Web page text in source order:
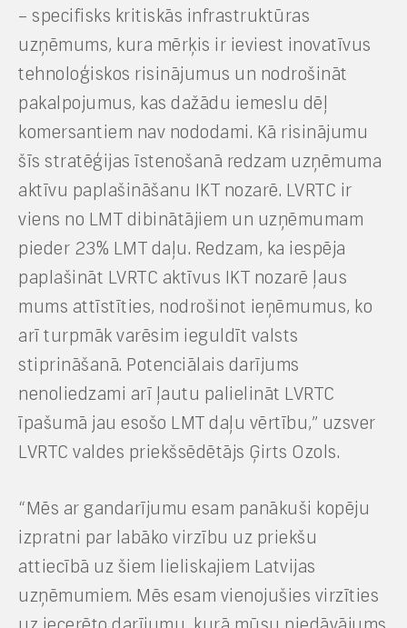
– specifisks kritiskās infrastruktūras
uzņēmums, kura mērķis ir ieviest inovatīvus
tehnoloģiskos risinājumus un nodrošināt
pakalpojumus, kas dažādu iemeslu dēļ
komersantiem nav nododami. Kā risinājumu
šīs stratēģijas īstenošanā redzam uzņēmuma
aktīvu paplašināšanu IKT nozarē. LVRTC ir
viens no LMT dibinātājiem un uzņēmumam
pieder 23% LMT daļu. Redzam, ka iespēja
paplašināt LVRTC aktīvus IKT nozarē ļaus
mums attīstīties, nodrošinot ieņēmumus, ko
arī turpmāk varēsim ieguldīt valsts
stiprināšanā. Potenciālais darījums
nenoliedzami arī ļautu palielināt LVRTC
īpašumā jau esošo LMT daļu vērtību,” uzsver
LVRTC valdes priekšsēdētājs Ģirts Ozols.
“Mēs ar gandarījumu esam panākuši kopēju
izpratni par labāko virzību uz priekšu
attiecībā uz šiem lieliskajiem Latvijas
uzņēmumiem. Mēs esam vienojušies virzīties